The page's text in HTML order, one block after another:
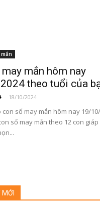
mắn hôm nay
theo tuổi của
- 18/10/2024
con số may mắn hôm nay 19/
số may mắn theo 12 con
MỚI